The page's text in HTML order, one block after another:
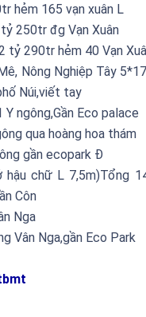
hẻm 165 vạn xuân L
250tr đg Vạn Xuân
tỷ 290tr hẻm 40 Vạn
Nông Nghiệp Tây
Núi,viết tay
ngông,Gần Eco palace
qua hoàng hoa thám
gần ecopark Đ
hậu chữ L 7,5m)Tổng
Côn
Nga
Vân Nga,gần Eco Park